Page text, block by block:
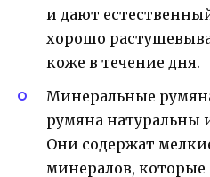
и дают
хорошо
коже в течение дня.
Минеральные
румяна натуральны
Они содержат
минералов, которые